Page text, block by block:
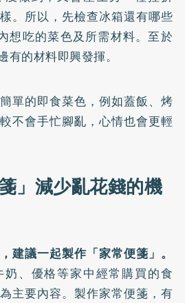
。所以，先檢查冰箱還有哪些
想吃的菜色及所需材料。至於
的材料即興發揮。
單的即食菜色，例如蓋飯、烤
不會手忙腳亂，心情也會更輕
」減少亂花錢的機
建議一起製作「家常便箋」。
、優格等家中經常購買的食
主要內容。製作家常便箋，有